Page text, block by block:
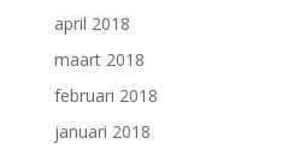
april 2018
maart 2018
februari 2018
januari 2018